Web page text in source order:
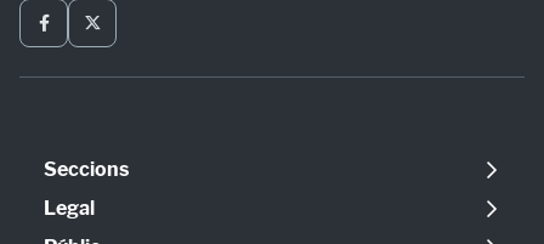
Seccions
Política
Opinió
Legal